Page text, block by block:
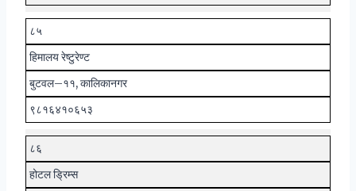
८५
हिमालय रेष्टुरेण्ट
बुटवल–११, कालिकानगर
९८१६४१०६५३
८६
होटल ड्रिम्स